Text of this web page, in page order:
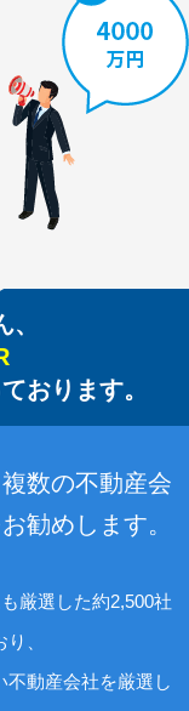
おります。
数の不動産会
勧めします。
厳選した約2,500社
、
不動産会社を厳選し